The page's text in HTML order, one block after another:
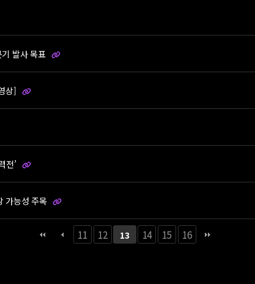
발사 목표
상]
전’
가능성 주목
11 12 13 14 15 16